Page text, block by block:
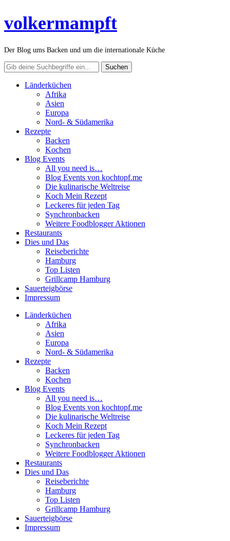
volkermampft
Der Blog ums Backen und um die internationale Küche
Länderküchen
Afrika
Asien
Europa
Nord- & Südamerika
Rezepte
Backen
Kochen
Blog Events
All you need is…
Blog Events von kochtopf.me
Die kulinarische Weltreise
Koch Mein Rezept
Leckeres für jeden Tag
Synchronbacken
Weitere Foodblogger Aktionen
Restaurants
Dies und Das
Reiseberichte
Hamburg
Top Listen
Grillcamp Hamburg
Sauerteigbörse
Impressum
Länderküchen
Afrika
Asien
Europa
Nord- & Südamerika
Rezepte
Backen
Kochen
Blog Events
All you need is…
Blog Events von kochtopf.me
Die kulinarische Weltreise
Koch Mein Rezept
Leckeres für jeden Tag
Synchronbacken
Weitere Foodblogger Aktionen
Restaurants
Dies und Das
Reiseberichte
Hamburg
Top Listen
Grillcamp Hamburg
Sauerteigbörse
Impressum